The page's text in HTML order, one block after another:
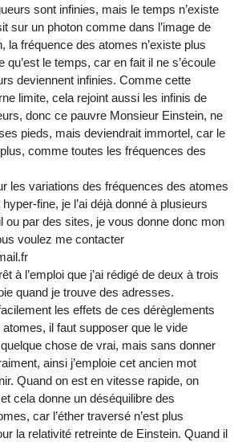
sont infinies, mais le temps n’existe
sur un photon comme dans l’image de
la fréquence des atomes n’existe plus
qu’est le temps, car en fait il ne s’écoule
deviennent infinies. Comme cette
limite, cela rejoint aussi les infinis de
donc ce pauvre Monsieur Einstein, ne
pieds, mais deviendrait immortel, car le
comme toutes les fréquences des
les variations des fréquences des atomes
fine, je l’ai déjà donné à plusieurs
ou par des sites, je vous donne donc mon
voulez me contacter
à l’emploi que j’ai rédigé de deux à trois
quand je trouve des adresses.
les effets de ces dérèglements
il faut supposer que le vide
chose de vrai, mais sans donner
ainsi j’emploie cet ancien mot
Quand on est en vitesse rapide, on
cela donne un déséquilibre des
car l’éther traversé n’est plus
la relativité retreinte de Einstein. Quand il